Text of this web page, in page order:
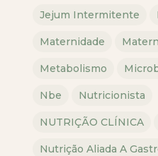
Jejum Intermitente
Maternidade
Metabolismo
Nbe Nutricionista
NUTRIÇÃO CLÍNICA
Nutrição Aliada A